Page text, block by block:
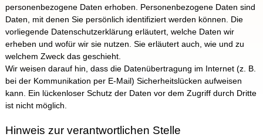
personenbezogene Daten erhoben. Personenbezogene Daten sind
Daten, mit denen Sie persönlich identifiziert werden können. Die
vorliegende Datenschutzerklärung erläutert, welche Daten wir
erheben und wofür wir sie nutzen. Sie erläutert auch, wie und zu
welchem Zweck das geschieht.
Wir weisen darauf hin, dass die Datenübertragung im Internet (z. B.
bei der Kommunikation per E-Mail) Sicherheitslücken aufweisen
kann. Ein lückenloser Schutz der Daten vor dem Zugriff durch Dritte
ist nicht möglich.
Hinweis zur verantwortlichen Stelle